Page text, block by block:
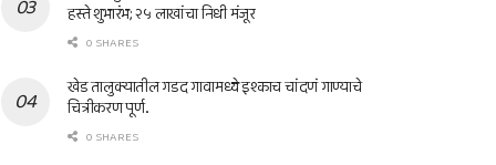
हस्ते शुभारंभ; २५ लाखांचा निधी मंजूर
0 SHARES
खेड तालुक्यातील गडद गावामध्ये इश्काच चांदणं गाण्याचे
चित्रीकरण पूर्ण..
0 SHARES